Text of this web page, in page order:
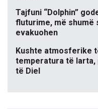
Tajfuni “Dolphin”
fluturime, më shumë
evakuohen
Kushte atmosferike
temperatura të
të Diel